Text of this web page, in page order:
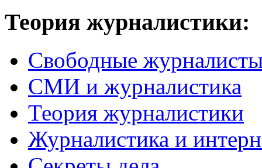
Теория журналистики:
Свободные
СМИ и журналистика
Теория журналистики
Журналистика и